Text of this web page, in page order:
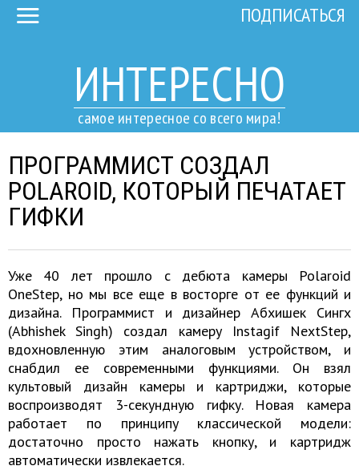
ИНТЕРЕСНО
самое интересное со всего мира!
ПОДПИСАТЬСЯ
ПРОГРАММИСТ СОЗДАЛ
POLAROID, КОТОРЫЙ ПЕЧАТАЕТ
ГИФКИ
Уже 40 лет прошло с дебюта камеры Polaroid
OneStep, но мы все еще в восторге от ее функций и
дизайна. Программист и дизайнер Абхишек Сингх
(Abhishek Singh) создал камеру Instagif NextStep,
вдохновленную этим аналоговым устройством, и
снабдил ее современными функциями. Он взял
культовый дизайн камеры и картриджи, которые
воспроизводят 3-секундную гифку. Новая камера
работает по принципу классической модели:
достаточно просто нажать кнопку, и картридж
автоматически извлекается.